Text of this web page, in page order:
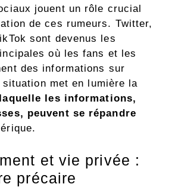
jouent un rôle crucial
de ces rumeurs. Twitter,
sont devenus les
où les fans et les
des informations sur
situation met en lumière la
les informations,
peuvent se répandre
et vie privée :
précaire